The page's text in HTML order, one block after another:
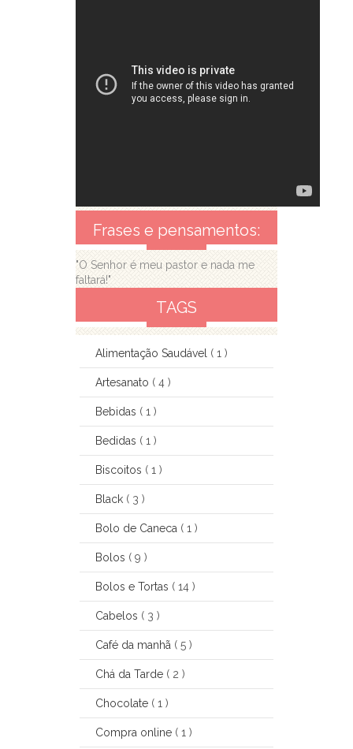
Frases e pensamentos:
"O Senhor é meu pastor e nada me
faltará!"
TAGS
Alimentação Saudável ( 1 )
Artesanato ( 4 )
Bebidas ( 1 )
Bedidas ( 1 )
Biscoitos ( 1 )
Black ( 3 )
Bolo de Caneca ( 1 )
Bolos ( 9 )
Bolos e Tortas ( 14 )
Cabelos ( 3 )
Café da manhã ( 5 )
Chá da Tarde ( 2 )
Chocolate ( 1 )
Compra online ( 1 )